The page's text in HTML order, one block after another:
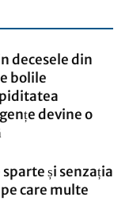
decesele din
bolile
devine o
și senzația
care multe